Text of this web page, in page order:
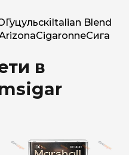
Гуцульскі Italian Blend
CigaronneСига
в